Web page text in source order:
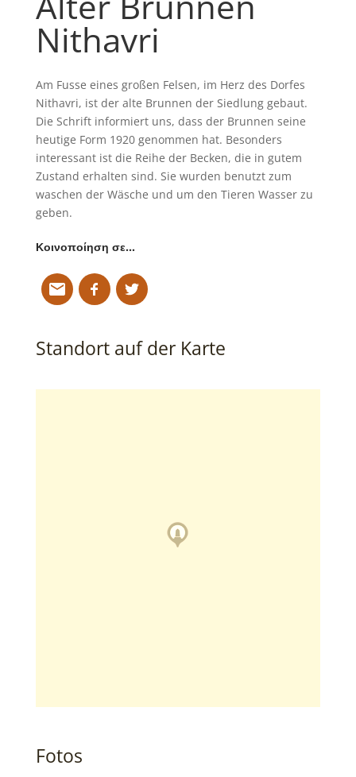
Nithavri
Am Fusse eines großen Felsen, im Herz des Dorfes
Nithavri, ist der alte Brunnen der Siedlung gebaut.
Die Schrift informiert uns, dass der Brunnen seine
heutige Form 1920 genommen hat. Besonders
interessant ist die Reihe der Becken, die in gutem
Zustand erhalten sind. Sie wurden benutzt zum
waschen der Wäsche und um den Tieren Wasser zu
geben.
Κοινοποίηση σε…
Standort auf der Karte
Fotos